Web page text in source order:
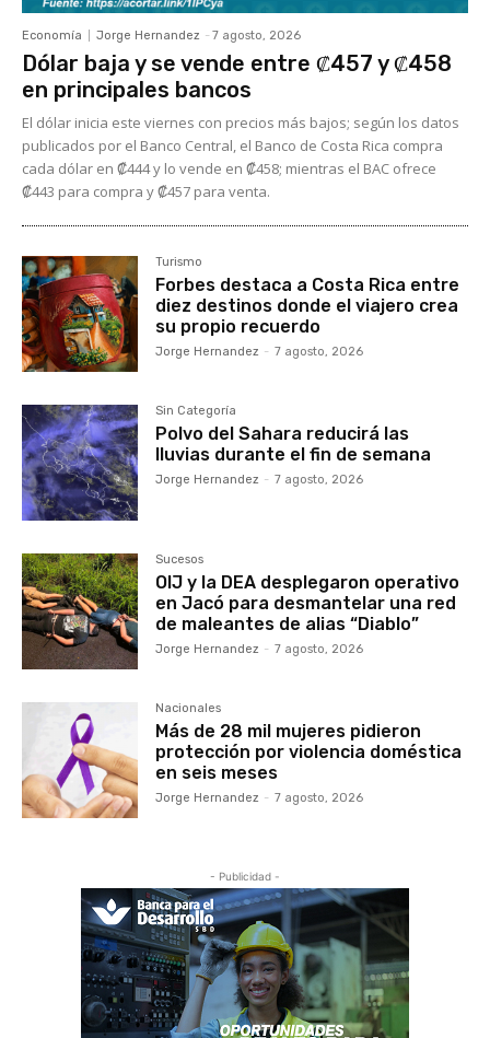
Economía Jorge Hernandez - 7 agosto, 2026
Dólar baja y se vende entre ₡457 y ₡458
en principales bancos
El dólar inicia este viernes con precios más bajos; según los datos
publicados por el Banco Central, el Banco de Costa Rica compra
cada dólar en ₡444 y lo vende en ₡458; mientras el BAC ofrece
₡443 para compra y ₡457 para venta.
Turismo
Forbes destaca a Costa Rica entre
diez destinos donde el viajero crea
su propio recuerdo
Jorge Hernandez - 7 agosto, 2026
Sin Categoría
Polvo del Sahara reducirá las
lluvias durante el fin de semana
Jorge Hernandez - 7 agosto, 2026
Sucesos
OIJ y la DEA desplegaron operativo
en Jacó para desmantelar una red
de maleantes de alias “Diablo”
Jorge Hernandez - 7 agosto, 2026
Nacionales
Más de 28 mil mujeres pidieron
protección por violencia doméstica
en seis meses
Jorge Hernandez - 7 agosto, 2026
- Publicidad -